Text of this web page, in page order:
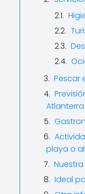
Pescar
Atlanterra
playa o
Ideal